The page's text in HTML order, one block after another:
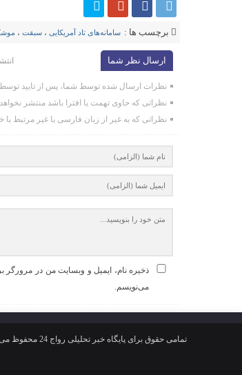
برچسب ها : سامانه‌های تاد آمریکایی ، سبقت ،
ارسال نظر شما
نظرات ارسال شده توسط شما، پس از تایید
نظراتی که حاوی تهمت یا افترا باشد منتشر
نظراتی که به غیر از زبان فارسی یا غیر مرتبط
ذخیره نام، ایمیل و وبسایت من در مرورگر
می‌نویسم.
تمامی حقوق برای پایگاه خبر تحلیلی رواج 24 محفوظ می باشد.